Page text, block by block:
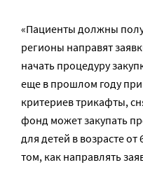
«Пациенты должны
регионы направят
начать процедуру
еще в прошлом году
критериев трикафты,
фонд может закупать
для детей в возрасте
том, как направлять